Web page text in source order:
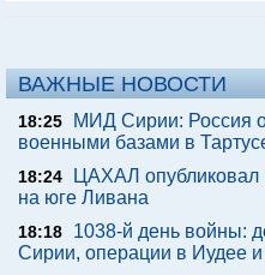
ВАЖНЫЕ НОВОСТИ
18:25
МИД Сирии: Россия
военными базами в
18:24
ЦАХАЛ опубликовал
на юге Ливана
18:18
1038-й день войны:
Сирии, операции в Иудее